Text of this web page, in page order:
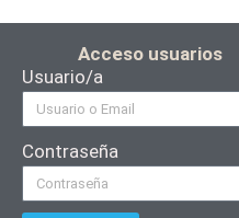
Acceso usuarios
Usuario/a
Contraseña